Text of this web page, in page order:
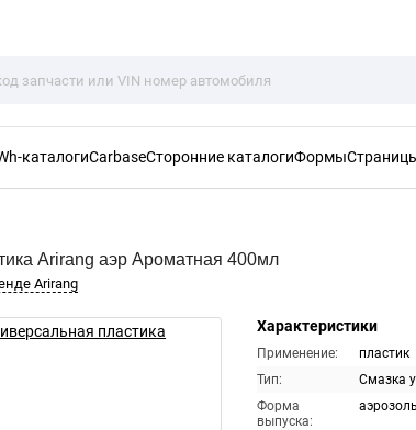
каталогиCarbaseСторонние каталогиФормы
Arirang аэр Ароматная 400мл
Arirang
Характеристики
Применение:
пластик
Тип:
Смазка
Форма
выпуска:
аэрозоль